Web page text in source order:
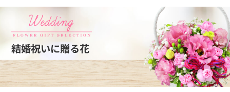
結婚祝いに贈る花